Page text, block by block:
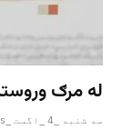
له مرګ وروسته
سه شنبه _4 _اگست _2026AH 4-8-2026AD